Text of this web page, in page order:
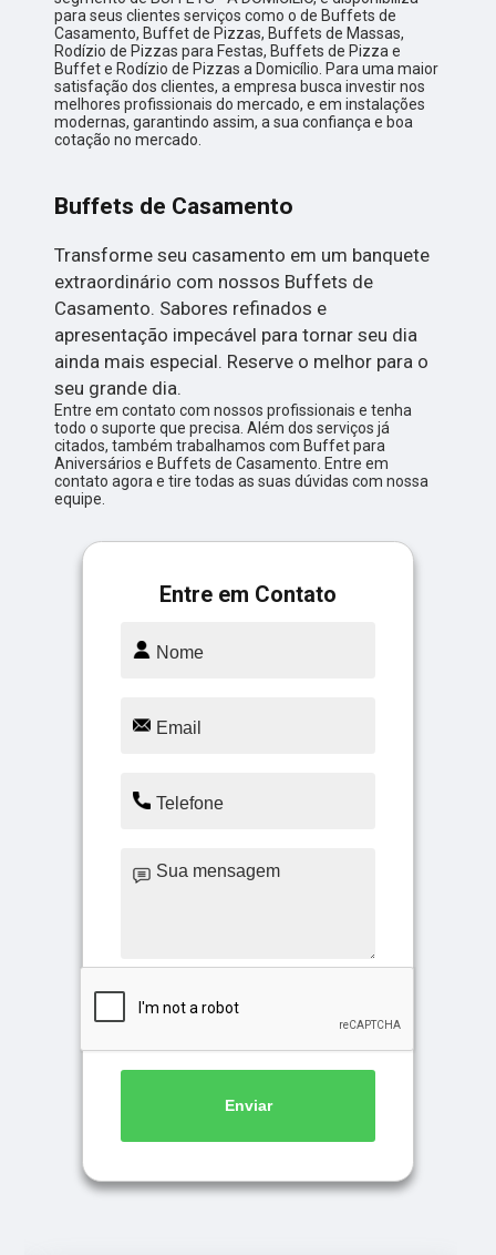
para seus clientes serviços como o de Buffets de
Casamento, Buffet de Pizzas, Buffets de Massas,
Rodízio de Pizzas para Festas, Buffets de Pizza e
Buffet e Rodízio de Pizzas a Domicílio. Para uma maior
satisfação dos clientes, a empresa busca investir nos
melhores profissionais do mercado, e em instalações
modernas, garantindo assim, a sua confiança e boa
cotação no mercado.
Buffets de Casamento
Transforme seu casamento em um banquete
extraordinário com nossos Buffets de
Casamento. Sabores refinados e
apresentação impecável para tornar seu dia
ainda mais especial. Reserve o melhor para o
seu grande dia.
Entre em contato com nossos profissionais e tenha
todo o suporte que precisa. Além dos serviços já
citados, também trabalhamos com Buffet para
Aniversários e Buffets de Casamento. Entre em
contato agora e tire todas as suas dúvidas com nossa
equipe.
Entre em Contato
Enviar